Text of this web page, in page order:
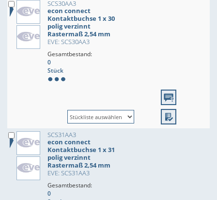
SCS30AA3
econ connect
Kontaktbuchse 1 x 30
polig verzinnt
Rastermaß 2,54 mm
EVE: SCS30AA3
Gesamtbestand:
0
Stück
SCS31AA3
econ connect
Kontaktbuchse 1 x 31
polig verzinnt
Rastermaß 2,54 mm
EVE: SCS31AA3
Gesamtbestand:
0